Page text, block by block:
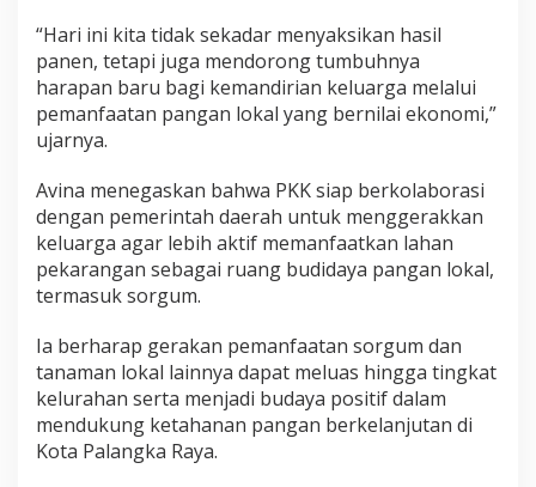
“Hari ini kita tidak sekadar menyaksikan hasil
panen, tetapi juga mendorong tumbuhnya
harapan baru bagi kemandirian keluarga melalui
pemanfaatan pangan lokal yang bernilai ekonomi,”
ujarnya.
Avina menegaskan bahwa PKK siap berkolaborasi
dengan pemerintah daerah untuk menggerakkan
keluarga agar lebih aktif memanfaatkan lahan
pekarangan sebagai ruang budidaya pangan lokal,
termasuk sorgum.
Ia berharap gerakan pemanfaatan sorgum dan
tanaman lokal lainnya dapat meluas hingga tingkat
kelurahan serta menjadi budaya positif dalam
mendukung ketahanan pangan berkelanjutan di
Kota Palangka Raya.